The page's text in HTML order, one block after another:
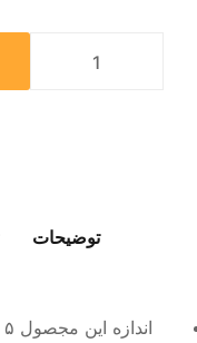
توضیحات